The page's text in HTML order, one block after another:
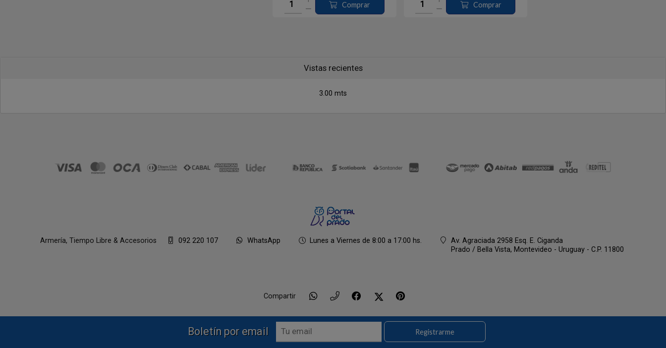
Comprar Comprar
Vistas recientes
3.00 mts
Armería, Tiempo Libre & Accesorios 092 220 107 WhatsApp Lunes a Viernes de 8:00 a 17:00 hs.
Av. Agraciada 2958 Esq. E. Ciganda
Prado / Bella Vista, Montevideo - Uruguay - C.P. 11800
Compartir
Boletín por email Registrarme